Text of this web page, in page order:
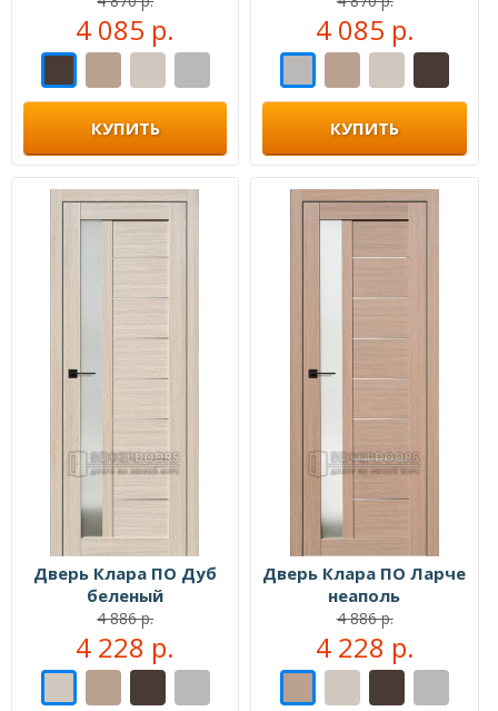
4 085 р.
КУПИТЬ
4 085 р.
КУПИТЬ
Дверь Клара ПО Дуб
беленый
4 886 р.
4 228 р.
Дверь Клара ПО Ларче
неаполь
4 886 р.
4 228 р.